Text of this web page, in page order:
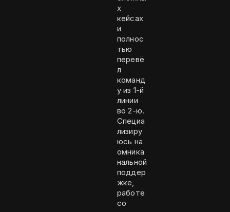
х
кейсах
и
полнос
тью
перевё
л
команд
у из 1-й
линии
во 2-ю.
Специа
лизиру
юсь на
омника
нальной
поддер
жке,
работе
со